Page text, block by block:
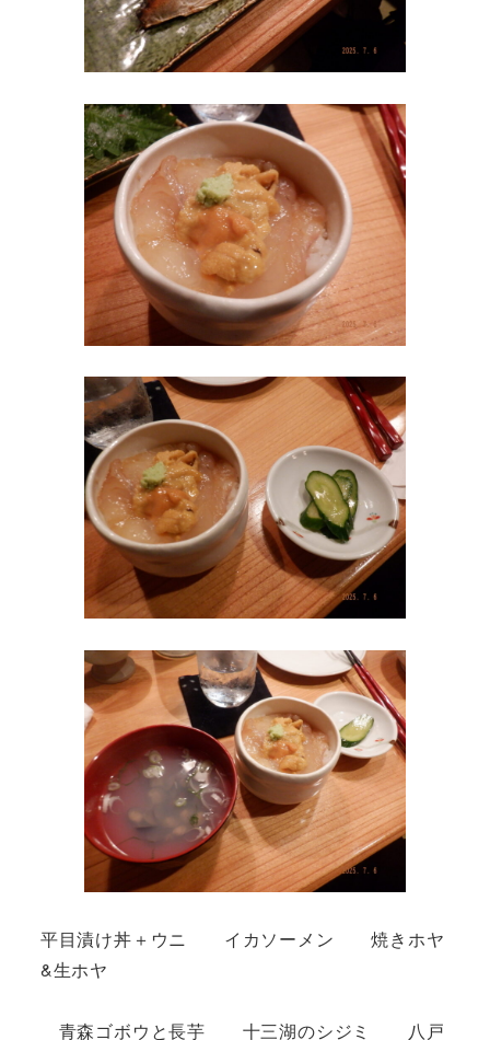
平目漬け丼＋ウニ イカソーメン 焼きホヤ
&生ホヤ
青森ゴボウと長芋 十三湖のシジミ 八戸